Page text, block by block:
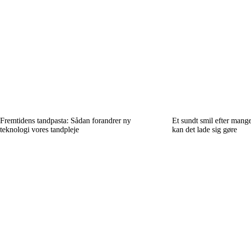
Fremtidens tandpasta: Sådan forandrer ny
teknologi vores tandpleje
Et sundt smil efter
kan det lade sig gøre